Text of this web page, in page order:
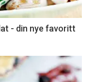
- din nye favoritt